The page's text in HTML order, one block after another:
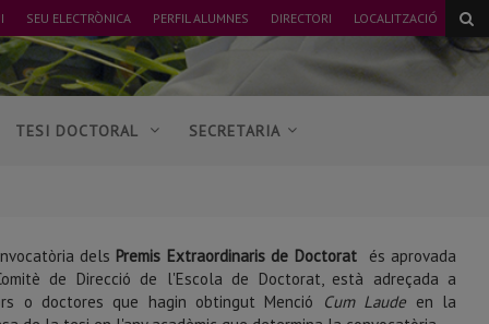
SEU ELECTRÒNICA PERFIL ALUMNES DIRECTORI LOCALITZACIÓ
TESI DOCTORAL SECRETARIA
dels Premis Extraordinaris de Doctorat
és aprovada
de Direcció de l'Escola de Doctorat, està adreçada a
o doctores que hagin obtingut Menció
Cum Laude en la